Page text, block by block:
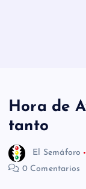
Hora de
tanto
El Semáforo
0 Comentarios